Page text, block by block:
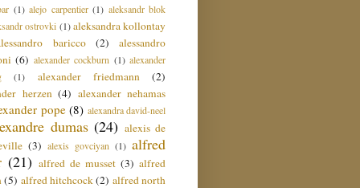
(1) alejo carpentier (1) aleksandr blok
ostrovki (1) aleksandra kollontay
baricco
(2)
alessandro
(6) alexander cockburn (1) alexander
(1) alexander friedmann
(2)
herzen (4) alexander nehamas
pope (8) alexandra david-neel
dumas (24) alexis de
(3) alexis govciyan (1) alfred
(21) alfred de musset (3) alfred
(5) alfred hitchcock(2) alfred north